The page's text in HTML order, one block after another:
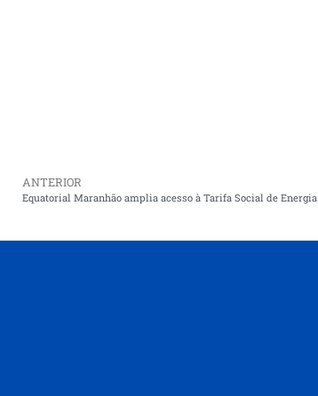
ANTERIOR
Equatorial Maranhão amplia acesso à Tarifa Social de Energia